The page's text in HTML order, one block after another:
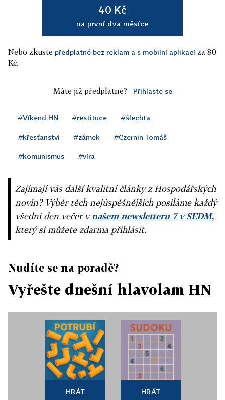
40 Kč
na první dva měsíce
Nebo zkuste předplatné bez reklam a s mobilní aplikací za 80
Kč.
Máte již předplatné? Přihlaste se
#Víkend HN #restituce #šlechta
#křesťanství #zámek #Czernin Tomáš
#komunismus #víra
Zajímají vás další kvalitní články z Hospodářských
novin? Výběr těch nejúspěšnějších posíláme každý
všední den večer vnašem newsletteru 7 v SEDM,
který si můžete zdarma přihlásit.
Nudíte se na poradě?
Vyřešte dnešní hlavolam HN
HRÁT HRÁT